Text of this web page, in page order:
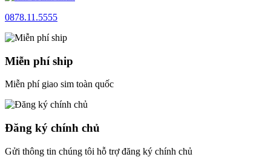
0878.11.5555
Miễn phí ship
Miễn phí giao sim toàn quốc
Đăng ký chính chủ
Gửi thông tin chúng tôi hỗ trợ đăng ký chính chủ